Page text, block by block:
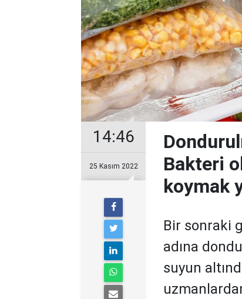
14:46
25 Kasım 2022
Bakteri
koymak
Bir sonraki
adına
suyun